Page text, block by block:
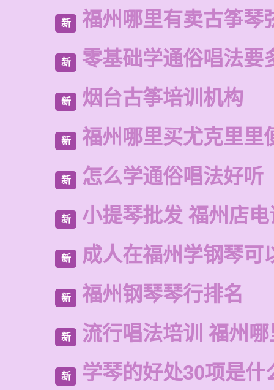
新 福州哪里有卖古筝琴
新 零基础学通俗唱法要
新 烟台古筝培训机构
新 福州哪里买尤克里里
新 怎么学通俗唱法好听
新 小提琴批发 福州店
新 成人在福州学钢琴可
新 福州钢琴琴行排名
新 流行唱法培训 福州
新 学琴的好处30项是什